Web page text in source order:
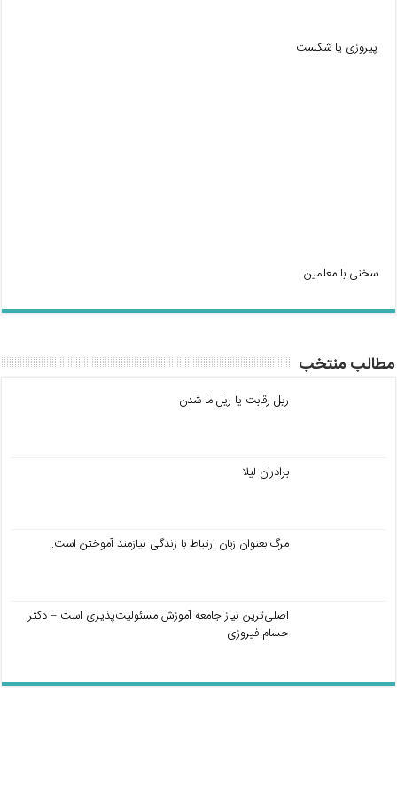
پیروزی یا شکست
سخنی با معلمین
مطالب منتخب
ریل رقابت یا ریل ما شدن
برادران لیلا
مرگ بعنوان زبان ارتباط با زندگی نیازمند آموختن است.
اصلی‌ترین نیاز جامعه آموزش مسئولیت‌پذیری است – دکتر
حسام فیروزی